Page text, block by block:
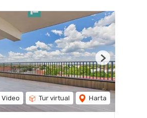
Video Tur virtual Harta
Next